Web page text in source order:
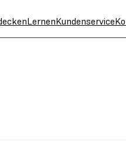
LernenKundenservice